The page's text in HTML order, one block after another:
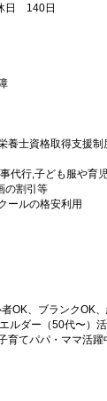
日 140日
養士資格取得支援制
代行,子ども服や育
の割引等
ールの格安利用
OK、ブランクOK
ルダー（50代〜）
育てパパ・ママ活